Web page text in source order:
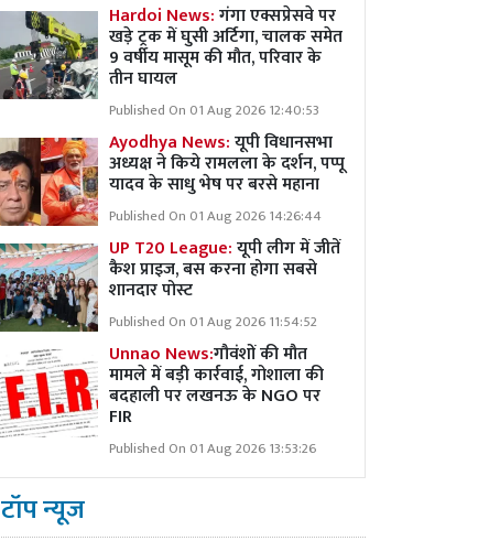
Hardoi News:गंगा एक्सप्रेसवे पर
खड़े ट्रक में घुसी अर्टिगा, चालक समेत
9 वर्षीय मासूम की मौत, परिवार के
तीन घायल
Published On 01 Aug 2026 12:40:53
Ayodhya News:यूपी विधानसभा
अध्यक्ष ने किये रामलला के दर्शन, पप्पू
यादव के साधु भेष पर बरसे महाना
Published On 01 Aug 2026 14:26:44
UP T20 League:यूपी लीग में जीतें
कैश प्राइज, बस करना होगा सबसे
शानदार पोस्ट
Published On 01 Aug 2026 11:54:52
Unnao News:गौवंशों की मौत
मामले में बड़ी कार्रवाई, गोशाला की
बदहाली पर लखनऊ के NGO पर
FIR
Published On 01 Aug 2026 13:53:26
टॉप न्यूज